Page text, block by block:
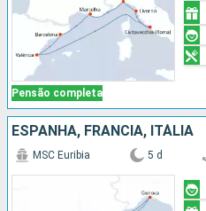
Pensão completa
ESPANHA, FRANCIA, ITÁLIA
MSC Euribia 5 d